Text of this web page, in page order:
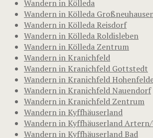
Wandern in Kölleda
Wandern in Kölleda
Wandern in Kölleda Reisdorf
Wandern in Kölleda Roldisleben
Wandern in Kölleda Zentrum
Wandern in Kranichfeld
Wandern in Kranichfeld Gottstedt
Wandern in Kranichfeld
Wandern in Kranichfeld Nauendorf
Wandern in Kranichfeld Zentrum
Wandern in Kyffhäuserland
Wandern in Kyffhäuserland
Wandern in Kyffhäuserland Bad